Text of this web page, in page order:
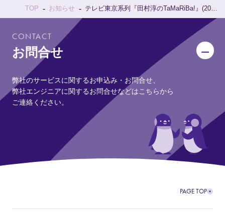
TOP お知らせ テレビ東京系列『田村淳のTaMaRiBa!』(2022年11月13日放映)に新規参入いたしました。
CONTACT
お問合せ
弊社のサービスに関するお申込み・お問合せ、
弊社エンジニアに関するお問合せなどはこちらから
ご連絡ください。
PAGE TOP